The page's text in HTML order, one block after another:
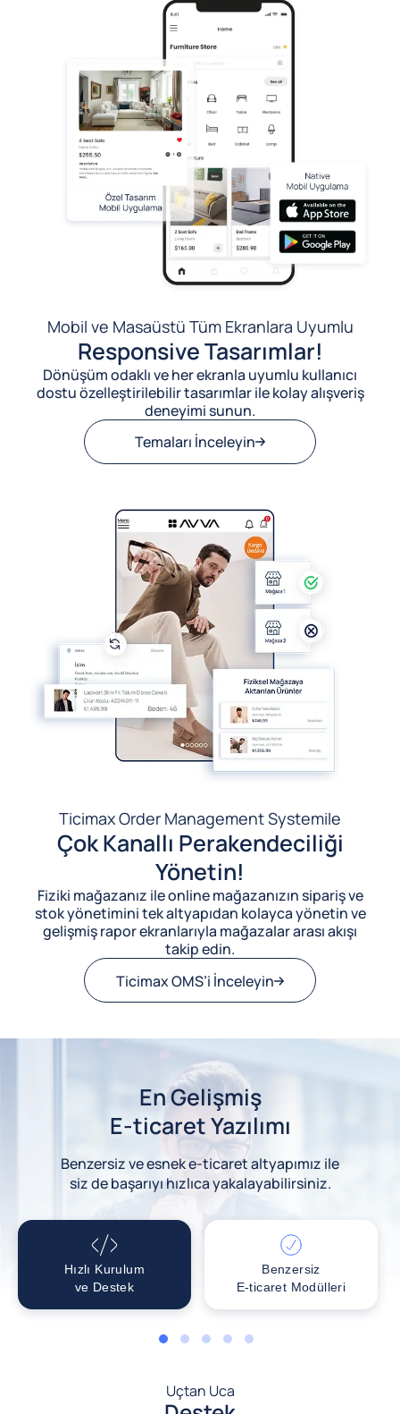
Mobil ve Masaüstü Tüm Ekranlara Uyumlu
Responsive Tasarımlar!
Dönüşüm odaklı ve her ekranla uyumlu kullanıcı
dostu özelleştirilebilir tasarımlar ile kolay alışveriş
deneyimi sunun.
Temaları İnceleyin
Ticimax Order Management Systemile
Çok Kanallı Perakendeciliği
Yönetin!
Fiziki mağazanız ile online mağazanızın sipariş ve
stok yönetimini tek altyapıdan kolayca yönetin ve
gelişmiş rapor ekranlarıyla mağazalar arası akışı
takip edin.
Ticimax OMS’i İnceleyin
En Gelişmiş
E-ticaret Yazılımı
Benzersiz ve esnek e-ticaret altyapımız ile
siz de başarıyı hızlıca yakalayabilirsiniz.
Hızlı Kurulum
ve Destek
Benzersiz
E-ticaret Modülleri
1 2 3 4 5
Uçtan Uca